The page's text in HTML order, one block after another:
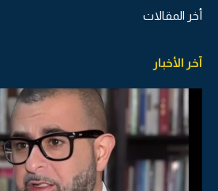
أخر المقالات
آخر الأخبار